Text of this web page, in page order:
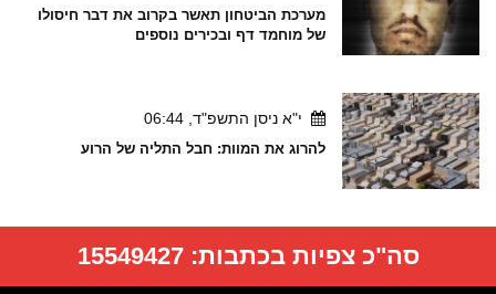
מערכת הביטחון תאשר בקרוב את דבר חיסולו
של מוחמד דף ובכירים נוספים
י"א ניסן התשפ"ד, 06:44
להרוג את המוות: חבל התליה של הרוע
סה"כ צפיות בכתבות:15549427